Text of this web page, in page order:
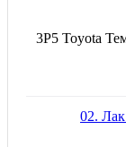
3P5 Toyota
02.